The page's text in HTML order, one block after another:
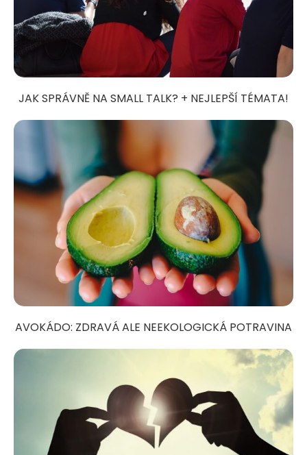
JAK SPRÁVNĚ NA SMALL TALK? + NEJLEPŠÍ TÉMATA!
AVOKÁDO: ZDRAVÁ ALE NEEKOLOGICKÁ POTRAVINA